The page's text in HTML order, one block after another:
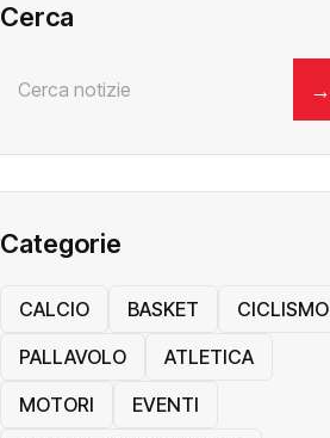
Cerca
→
Categorie
CALCIO BASKET
CICLISMO
PALLAVOLO
ATLETICA
MOTORI
EVENTI